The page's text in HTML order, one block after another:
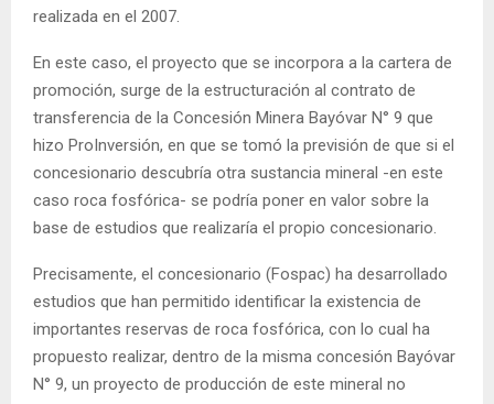
realizada en el 2007.
En este caso, el proyecto que se incorpora a la cartera de
promoción, surge de la estructuración al contrato de
transferencia de la Concesión Minera Bayóvar N° 9 que
hizo ProInversión, en que se tomó la previsión de que si el
concesionario descubría otra sustancia mineral -en este
caso roca fosfórica- se podría poner en valor sobre la
base de estudios que realizaría el propio concesionario.
Precisamente, el concesionario (Fospac) ha desarrollado
estudios que han permitido identificar la existencia de
importantes reservas de roca fosfórica, con lo cual ha
propuesto realizar, dentro de la misma concesión Bayóvar
N° 9, un proyecto de producción de este mineral no